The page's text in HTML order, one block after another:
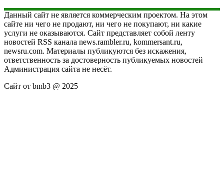
Данный сайт не является коммерческим проектом. На этом
сайте ни чего не продают, ни чего не покупают, ни какие
услуги не оказываются. Сайт представляет собой ленту
новостей RSS канала news.rambler.ru, kommersant.ru,
newsru.com. Материалы публикуются без искажения,
ответственность за достоверность публикуемых новостей
Администрация сайта не несёт.
Сайт от bmb3 @ 2025